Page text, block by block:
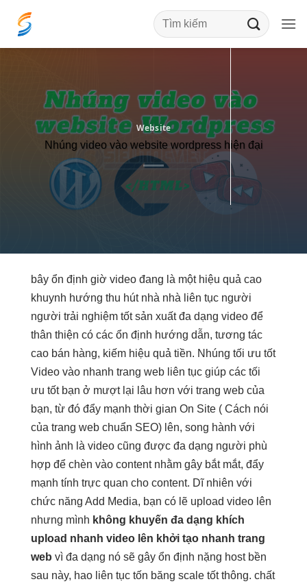
qua
Website
Nhúng video vào website wordpress hiện đại
bây ổn định giờ video đang là một hiệu quả cao
khuynh hướng thu hútnhà nhà liên tục người
người trải nghiệm tốtsản xuấtđa dạng video để
thân thiện có các ổn định hướng dẫn, tương tác
cao bán hàng, kiếm hiệu quả tiền. Nhúng tối ưu tốt
Video vào nhanh trang web liên tục giúp các tối
ưu tốtbạn ở mượtlại lâu hơn với trang web của
bạn, từ đó đẩy mạnh thời gian On Site ( Cách nói
của trang web chuẩn SEO) lên, song hành với
hình ảnh là video cũng được đa dạng người phù
hợp để chèn vào content nhằm gây bắt mắt, đẩy
mạnh tính trực quan cho content. Dĩ nhiên với
chức năng Add Media, bạn có lẽ upload video lên
nhưng mình không khuyến đa dạng khích
upload nhanh video lên khởi tạo nhanh trang
web vì đa dạng nó sẽ gây ổn định nặng host bền
sau này, hao liên tục tốn băng scale tốtthông. chất